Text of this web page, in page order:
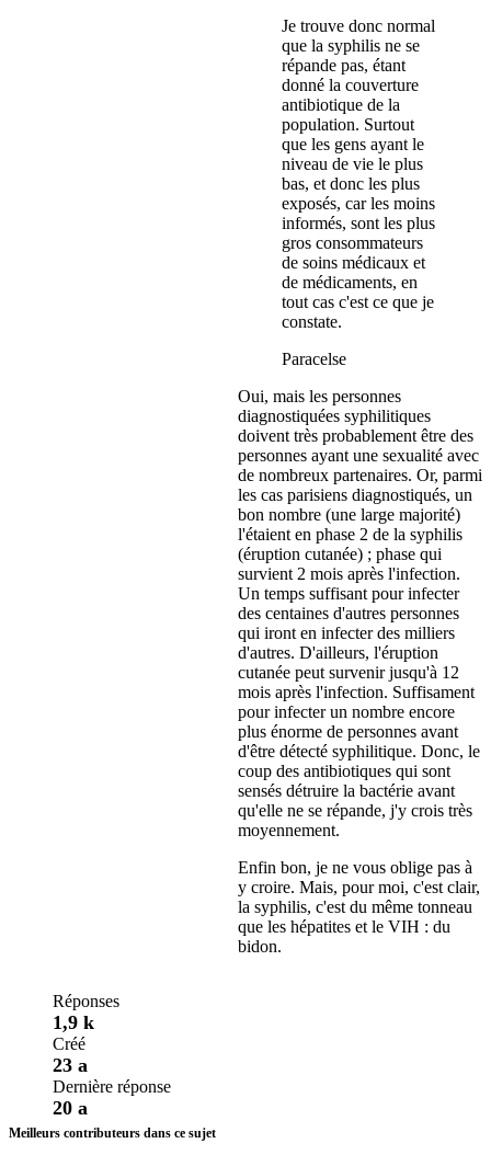
Je trouve donc normal
que la syphilis ne se
répande pas, étant
donné la couverture
antibiotique de la
population. Surtout
que les gens ayant le
niveau de vie le plus
bas, et donc les plus
exposés, car les moins
informés, sont les plus
gros consommateurs
de soins médicaux et
de médicaments, en
tout cas c'est ce que je
constate.
Paracelse
Oui, mais les personnes
diagnostiquées syphilitiques
doivent très probablement être des
personnes ayant une sexualité avec
de nombreux partenaires. Or, parmi
les cas parisiens diagnostiqués, un
bon nombre (une large majorité)
l'étaient en phase 2 de la syphilis
(éruption cutanée) ; phase qui
survient 2 mois après l'infection.
Un temps suffisant pour infecter
des centaines d'autres personnes
qui iront en infecter des milliers
d'autres. D'ailleurs, l'éruption
cutanée peut survenir jusqu'à 12
mois après l'infection. Suffisament
pour infecter un nombre encore
plus énorme de personnes avant
d'être détecté syphilitique. Donc, le
coup des antibiotiques qui sont
sensés détruire la bactérie avant
qu'elle ne se répande, j'y crois très
moyennement.
Enfin bon, je ne vous oblige pas à
y croire. Mais, pour moi, c'est clair,
la syphilis, c'est du même tonneau
que les hépatites et le VIH : du
bidon.
Réponses
1,9 k
Créé
23 a
Dernière réponse
20 a
Meilleurs contributeurs dans ce sujet